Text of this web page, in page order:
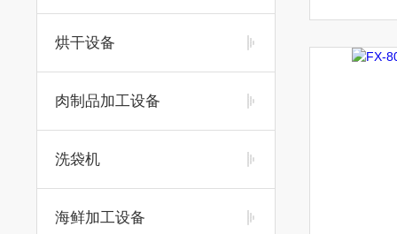
烘干设备
肉制品加工设备
洗袋机
海鲜加工设备